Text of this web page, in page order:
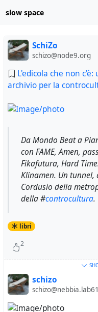
slow space
SchiZo
schizo@node9.org
L'edicola che non
archivio per la
Da Mondo Beat a
con FAME, Amen,
Fikafutura, Hard
Klinamen. Un tunnel,
Cordusio della
della #controcultura.
libri
2
schizo